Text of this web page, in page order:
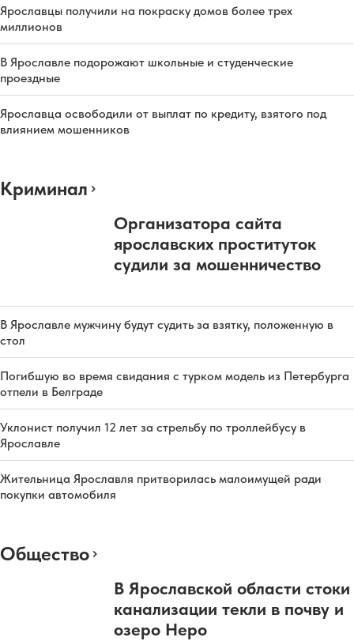
Ярославцы получили на покраску домов более трех
миллионов
В Ярославле подорожают школьные и студенческие
проездные
Ярославца освободили от выплат по кредиту, взятого под
влиянием мошенников
Криминал
Организатора сайта
ярославских проституток
судили за мошенничество
В Ярославле мужчину будут судить за взятку, положенную в
стол
Погибшую во время свидания с турком модель из Петербурга
отпели в Белграде
Уклонист получил 12 лет за стрельбу по троллейбусу в
Ярославле
Жительница Ярославля притворилась малоимущей ради
покупки автомобиля
Общество
В Ярославской области стоки
канализации текли в почву и
озеро Неро